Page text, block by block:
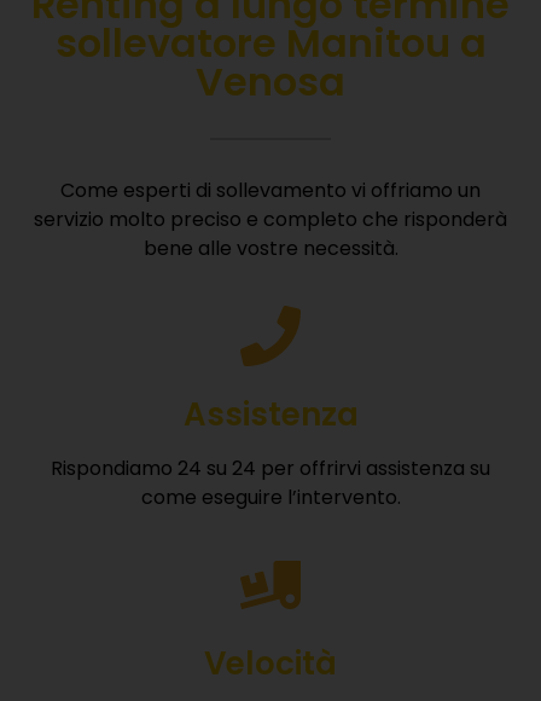
sollevatore Manitou a
Venosa
Come esperti di sollevamento vi offriamo un
servizio molto preciso e completo che risponderà
bene alle vostre necessità.
Assistenza
Rispondiamo 24 su 24 per offrirvi assistenza su
come eseguire l’intervento.
Velocità